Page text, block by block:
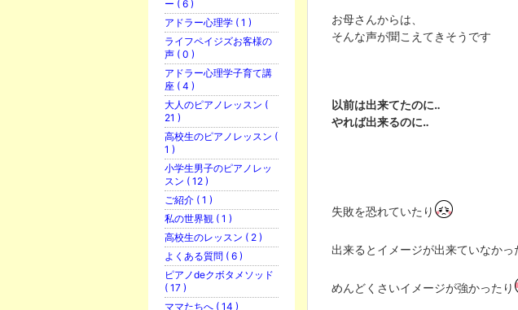
お母さんからは、
そんな声が聞こえてきそうです
以前は出来てたのに‥
やれば出来るのに‥
失敗を恐れていたり
出来るとイメージが出来ていなかっ
めんどくさいイメージが強かったり
ー ( 6 )
アドラー心理学 ( 1 )
ライフペイジズお客様の
声 ( 0 )
アドラー心理学子育て講
座 ( 4 )
大人のピアノレッスン (
21 )
高校生のピアノレッスン (
1 )
小学生男子のピアノレッ
スン ( 12 )
ご紹介 ( 1 )
私の世界観 ( 1 )
高校生のレッスン ( 2 )
よくある質問 ( 6 )
ピアノdeクボタメソッド
( 17 )
ママたちへ ( 14 )